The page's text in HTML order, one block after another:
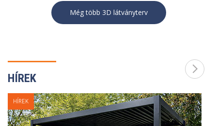
Még több 3D látványterv
HÍREK
HÍREK